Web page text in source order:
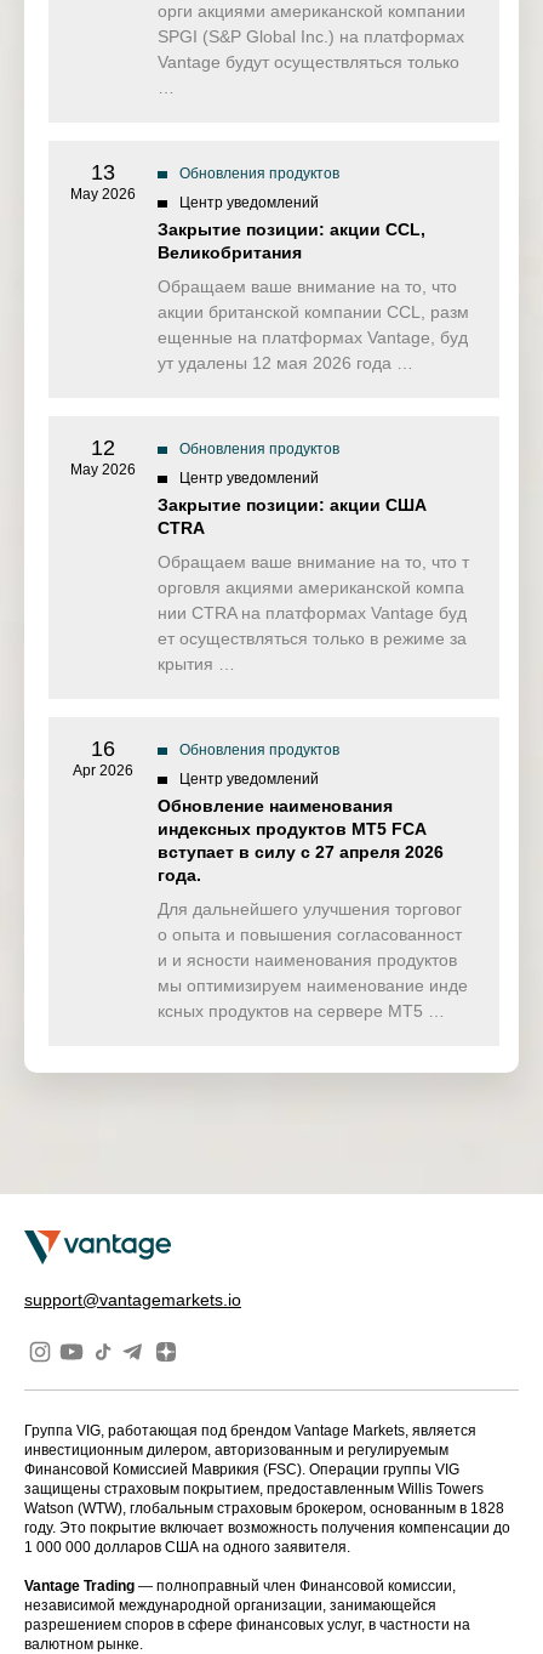
орги акциями американской компании
SPGI (S&P Global Inc.) на платформах
Vantage будут осуществляться только
13
May 2026
Обновления продуктов
Центр уведомлений
Закрытие позиции: акции CCL,
Великобритания
Обращаем ваше внимание на то, что
акции британской компании CCL, разм
ещенные на платформах Vantage, буд
ут удалены 12 мая 2026 года …
12
May 2026
Обновления продуктов
Центр уведомлений
Закрытие позиции: акции США
CTRA
Обращаем ваше внимание на то, что т
орговля акциями американской компа
нии CTRA на платформах Vantage буд
ет осуществляться только в режиме за
крытия …
16
Apr 2026
Обновления продуктов
Центр уведомлений
Обновление наименования
индексных продуктов MT5 FCA
вступает в силу с 27 апреля 2026
года.
Для дальнейшего улучшения торговог
о опыта и повышения согласованност
и и ясности наименования продуктов
мы оптимизируем наименование инде
ксных продуктов на сервере MT5 …
support@vantagemarkets.io
Группа VIG, работающая под брендом Vantage Markets, является
инвестиционным дилером, авторизованным и регулируемым
Финансовой Комиссией Маврикия (FSC). Операции группы VIG
защищены страховым покрытием, предоставленным Willis Towers
Watson (WTW), глобальным страховым брокером, основанным в 1828
году. Это покрытие включает возможность получения компенсации до
1 000 000 долларов США на одного заявителя.
Vantage Trading — полноправный член Финансовой комиссии,
независимой международной организации, занимающейся
разрешением споров в сфере финансовых услуг, в частности на
валютном рынке.